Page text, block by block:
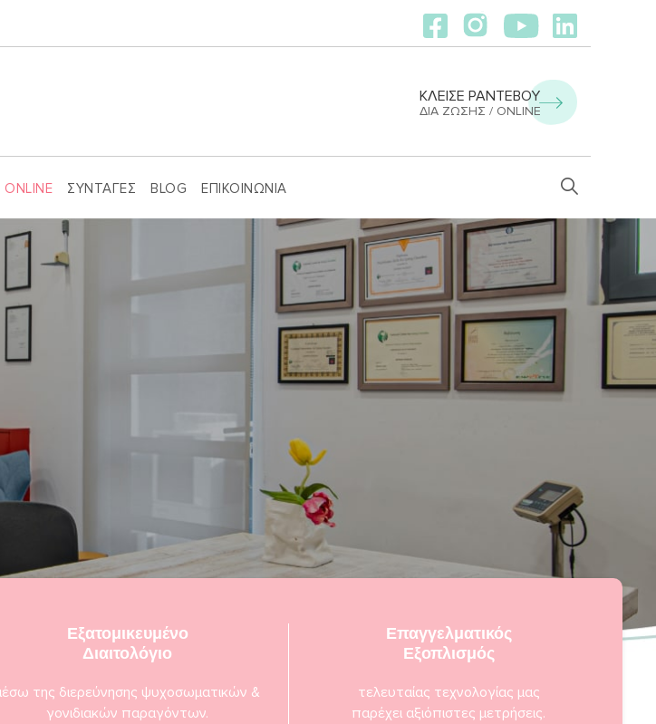
ΚΛΕΙΣΕ ΡΑΝΤΕΒΟΥ
ΔΙΑ ΖΏΣΗΣ / ONLINE
ONLINE ΣΥΝΤΑΓΕΣ BLOG ΕΠΙΚΟΙΝΩΝΙΑ
Εξατομικευμένο
Διαιτολόγιο
της διερεύνησης ψυχοσωματικών &
γονιδιακών παραγόντων.
Επαγγελματικός
Εξοπλισμός
τελευταίας τεχνολογίας μας
παρέχει αξιόπιστες μετρήσεις.